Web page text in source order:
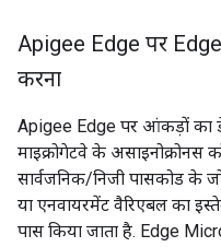
Apigee Edge पर
करना
Apigee Edge पर आंकड़ों का
माइक्रोगेटवे के असाइनोक्रोनस
सार्वजनिक/निजी पासकोड के
या एनवायरमेंट वैरिएबल का
पास किया जाता है. Edge